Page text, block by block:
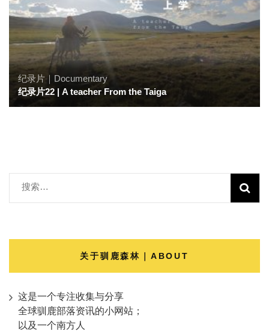
纪录片｜Documentary
纪录片22 | A teacher From the Taiga
搜
索：
关于驯鹿森林｜ABOUT
这是一个专注收集与分享
全球驯鹿部落资讯的小网站；
以及一个南方人